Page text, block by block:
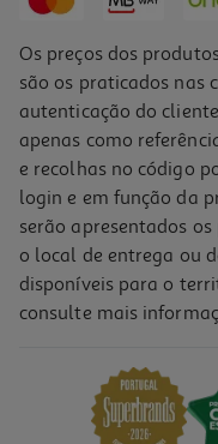
Spray Hansaplast Med
Os preços dos
são os praticados nas
autenticação do
apenas como
e recolhas no código
login e em função da
serão apresentados
o local de entrega ou
disponíveis para o
consulte mais